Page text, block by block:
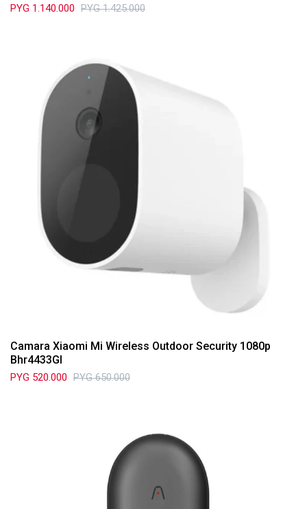
PYG 1.140.000 PYG 1.425.000
Camara Xiaomi Mi Wireless Outdoor Security 1080p
Bhr4433Gl
PYG 520.000 PYG 650.000